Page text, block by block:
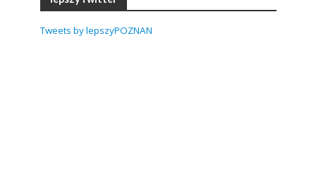
Tweets by lepszyPOZNAN